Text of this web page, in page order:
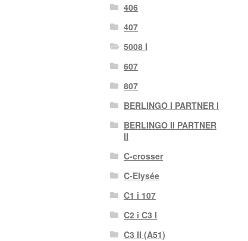
406
407
5008 I
607
807
BERLINGO I PARTNER I
BERLINGO II PARTNER
II
C-crosser
C-Elysée
C1 i 107
C2 i C3 I
C3 II (A51)